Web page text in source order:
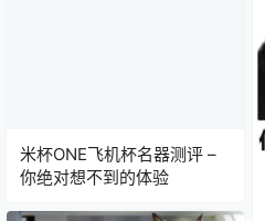
米杯ONE飞机杯名器测评 –
你绝对想不到的体验